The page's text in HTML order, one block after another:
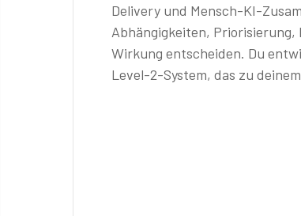
Delivery und Mensch-KI-
Abhängigkeiten,
Wirkung entscheiden. Du
Level-2-System, das zu